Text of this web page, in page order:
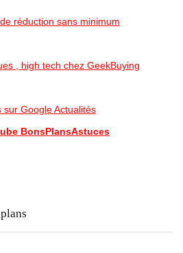
réduction sans minimum
, high tech chez GeekBuying
Google Actualités
BonsPlansAstuces